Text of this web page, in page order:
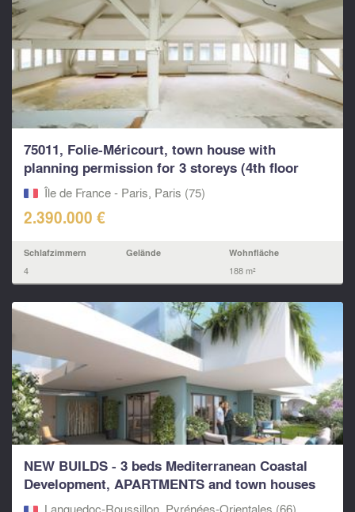
75011, Folie-Méricourt, town house with
planning permission for 3 storeys (4th floor
possible) 188m2
Île de France - Paris, Paris (75)
2.390.000 €
Schlafzimmern
4
Gelände Wohnfläche
188 m²
NEW BUILDS - 3 beds Mediterranean Coastal
Development, APARTMENTS and town houses
at...